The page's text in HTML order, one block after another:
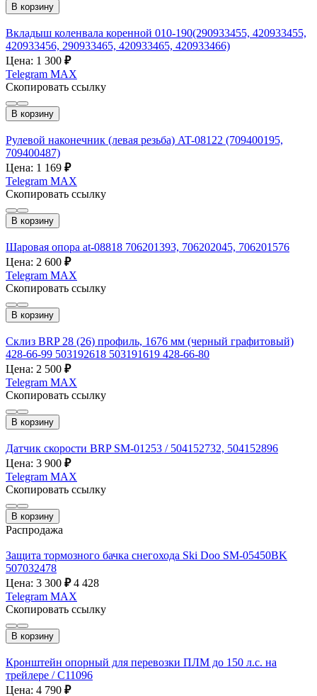
В корзину
Вкладыш коленвала коренной 010-190(290933455, 420933455,
420933456, 290933465, 420933465, 420933466)
Цена: 1 300 ₽
Telegram MAX
Скопировать ссылку
В корзину
Рулевой наконечник (левая резьба) AT-08122 (709400195,
709400487)
Цена: 1 169 ₽
Telegram MAX
Скопировать ссылку
В корзину
Шаровая опора at-08818 706201393, 706202045, 706201576
Цена: 2 600 ₽
Telegram MAX
Скопировать ссылку
В корзину
Склиз BRP 28 (26) профиль, 1676 мм (черный графитовый)
428-66-99 503192618 503191619 428-66-80
Цена: 2 500 ₽
Telegram MAX
Скопировать ссылку
В корзину
Датчик скорости BRP SM-01253 / 504152732, 504152896
Цена: 3 900 ₽
Telegram MAX
Скопировать ссылку
В корзину
Распродажа
Защита тормозного бачка снегохода Ski Doo SM-05450BK
507032478
Цена: 3 300 ₽ 4 428
Telegram MAX
Скопировать ссылку
В корзину
Кронштейн опорный для перевозки ПЛМ до 150 л.с. на
трейлере / C11096
Цена: 4 790 ₽